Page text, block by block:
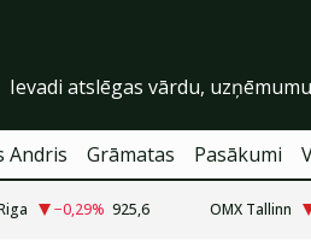
Andris Grāmatas Pasākumi
−0,29% 925,6 OMX Tallinn